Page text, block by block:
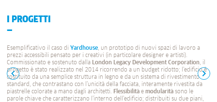
I PROGETTI
Esemplificativo il caso di Yardhouse, un prototipo di nuovi spazi di lavoro a
prezzi accessibili pensato per i creativi (in particolare designer e artisti).
Commissionato e sostenuto dalla London Legacy Development Corporation, il
progetto è stato realizzato nel 2014 ricorrendo a un budget ridotto; l’edificio è
costituito da una semplice struttura in legno e da un sistema di rivestimento
standard, che contrastano con l’unicità della facciata, interamente rivestita da
piastrelle colorate a mano dagli architetti. Flessibilità e modularità sono le
parole chiave che caratterizzano l’interno dell’edificio; distribuiti su due piani,